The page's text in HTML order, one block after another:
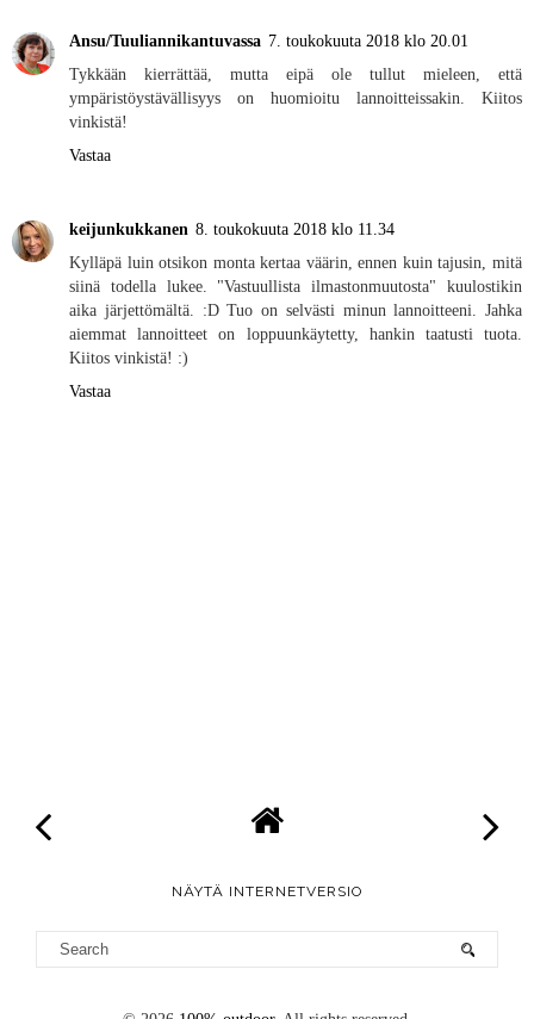
Ansu/Tuuliannikantuvassa 7. toukokuuta 2018 klo 20.01
Tykkään kierrättää, mutta eipä ole tullut mieleen, että
ympäristöystävällisyys on huomioitu lannoitteissakin. Kiitos
vinkistä!
Vastaa
keijunkukkanen 8. toukokuuta 2018 klo 11.34
Kylläpä luin otsikon monta kertaa väärin, ennen kuin tajusin, mitä
siinä todella lukee. "Vastuullista ilmastonmuutosta" kuulostikin
aika järjettömältä. :D Tuo on selvästi minun lannoitteeni. Jahka
aiemmat lannoitteet on loppuunkäytetty, hankin taatusti tuota.
Kiitos vinkistä! :)
Vastaa
NÄYTÄ INTERNETVERSIO